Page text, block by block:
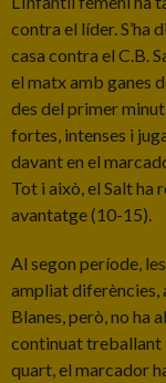
contra el líder. S’ha
casa contra el C.B.
el matx amb ganes
des del primer
fortes, intenses i
davant en el
Tot i això, el Salt ha
avantatge (10-15).
Al segon període,
ampliat diferències,
Blanes, però, no ha
continuat treballant
quart, el marcador